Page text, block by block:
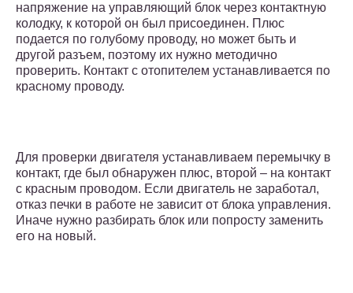
напряжение на управляющий блок через контактную
колодку, к которой он был присоединен. Плюс
подается по голубому проводу, но может быть и
другой разъем, поэтому их нужно методично
проверить. Контакт с отопителем устанавливается по
красному проводу.
Для проверки двигателя устанавливаем перемычку в
контакт, где был обнаружен плюс, второй – на контакт
с красным проводом. Если двигатель не заработал,
отказ печки в работе не зависит от блока управления.
Иначе нужно разбирать блок или попросту заменить
его на новый.